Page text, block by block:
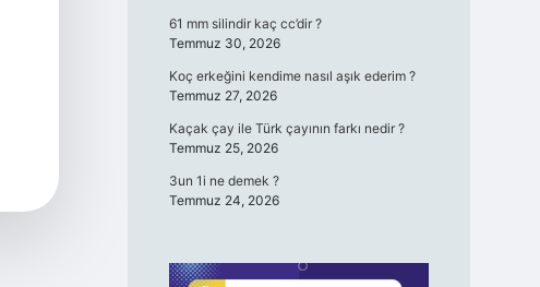
61 mm silindir kaç cc’dir ?
Temmuz 30, 2026
Koç erkeğini kendime nasıl aşık ederim ?
Temmuz 27, 2026
Kaçak çay ile Türk çayının farkı nedir ?
Temmuz 25, 2026
3un 1i ne demek ?
Temmuz 24, 2026